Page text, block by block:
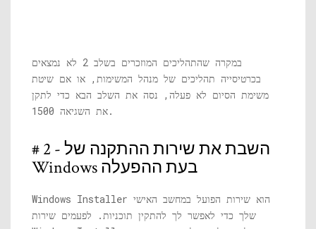
במקרה שהתהליכים המוזכרים בשלב 2 לא נמצאים
בכרטיסייה תהליכים של מנהל המשימות, או אם שיטת
משימת הסיום לא פעלה, נסה את השלב הבא כדי לתקן
את השגיאה 1500.
# 2 - השבת את שירות ההתקנה של
Windows בעת ההפעלה
Windows Installer הוא שירות הפועל במחשב האישי
שלך כדי לאפשר לך להתקין תוכניות. לפעמים שירות